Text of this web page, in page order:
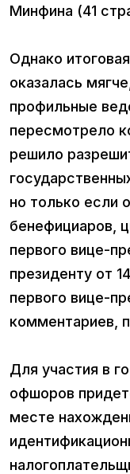
Минфина (41
Однако
оказалась
профильные
пересмотрело
решило
но только если
бенефициаров,
первого вице-
президенту от
первого вице-
комментариев,
Для участия в
офшоров
месте